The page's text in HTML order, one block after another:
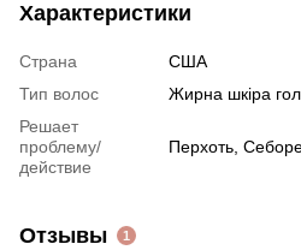
Характеристики
Страна
США
Тип волос
Жирна шкіра
Решает
проблему/
действие
Перхоть
Отзывы 1